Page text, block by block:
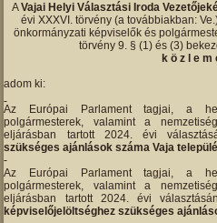
AVajai Helyi Választási Iroda
évi XXXVI. törvény (a továbbiakban:
önkormányzati képviselők és
törvény 9. § (1) és (3)
k ö z l e m
adom ki:
Az Európai Parlament tagjai, a
polgármesterek, valamint a
eljárásban tartott 2024. évi
szükséges ajánlások száma Vaja
Az Európai Parlament tagjai, a
polgármesterek, valamint a
eljárásban tartott 2024. évi
képviselőjelöltséghez szükséges